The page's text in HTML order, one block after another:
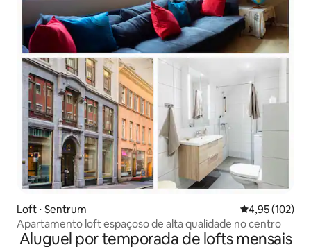
Loft ⋅ Sentrum 4,95 de uma
4,95 (102)
Apartamento loft espaçoso de alta qualidade no centro
Aluguel por temporada de lofts mensais